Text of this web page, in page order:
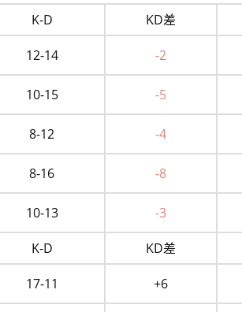
K-D KD差
12-14 -2
10-15 -5
8-12 -4
8-16 -8
10-13 -3
K-D KD差
17-11 +6